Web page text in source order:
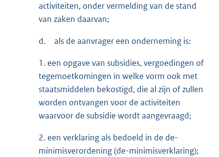
activiteiten, onder vermelding van de stand
van zaken daarvan;
d. als de aanvrager een onderneming is:
1. een opgave van subsidies, vergoedingen of
tegemoetkomingen in welke vorm ook met
staatsmiddelen bekostigd, die al zijn of zullen
worden ontvangen voor de activiteiten
waarvoor de subsidie wordt aangevraagd;
2. een verklaring als bedoeld in de de-
minimisverordening (de-minimisverklaring);